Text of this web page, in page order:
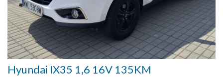
Hyundai IX35 1,6 16V 135KM